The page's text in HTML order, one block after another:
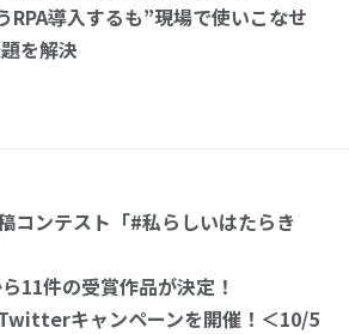
RPA導入するも”現場で使いこなせ
を解決
ンテスト「#私らしいはたらき
11件の受賞作品が決定！
キャンペーンを開催！＜10/5